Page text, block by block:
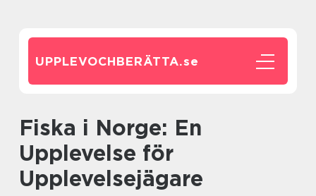
UPPLEVOCHBERÄTTA.se
Fiska i Norge: En
Upplevelse för
Upplevelsejägare